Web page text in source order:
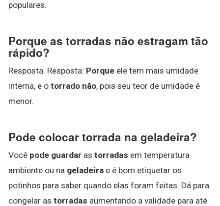
populares.
Porque as torradas não estragam tão
rápido?
Resposta. Resposta: Porque ele tem mais umidade
interna, e o torrado não, pois seu teor de umidade é
menor.
Pode colocar torrada na geladeira?
Você pode guardar as torradas em temperatura
ambiente ou na geladeira e é bom etiquetar os
potinhos para saber quando elas foram feitas. Dá para
congelar as torradas aumentando a validade para até